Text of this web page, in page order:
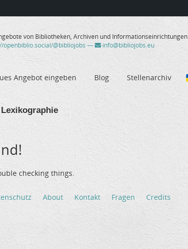
von Bibliotheken, Archiven und Informationseinrichtungen
@bibliojobs — info@bibliojobs.eu
Angebot eingeben Blog Stellenarchiv
Lexikographie
checking things.
About Kontakt Fragen Credits